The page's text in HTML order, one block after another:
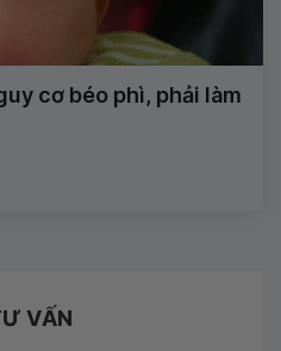
cơ béo phì, phải làm
VẤN